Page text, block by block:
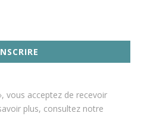
vous acceptez de recevoir
plus, consultez notre